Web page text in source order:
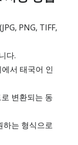
PNG, TIFF,
다.
서 태국어 인
변환되는 동
하는 형식으로